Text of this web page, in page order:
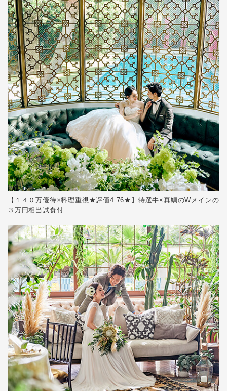
【１４０万優待×料理重視★評価4.76★】特選牛×真鯛のWメインの
３万円相当試食付